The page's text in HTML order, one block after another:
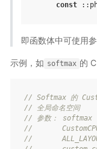
const
即函数体中可使用
示例，如 softmax 的
// Softmax 的
// 全局命名空间
// 参数： softmax
//
//